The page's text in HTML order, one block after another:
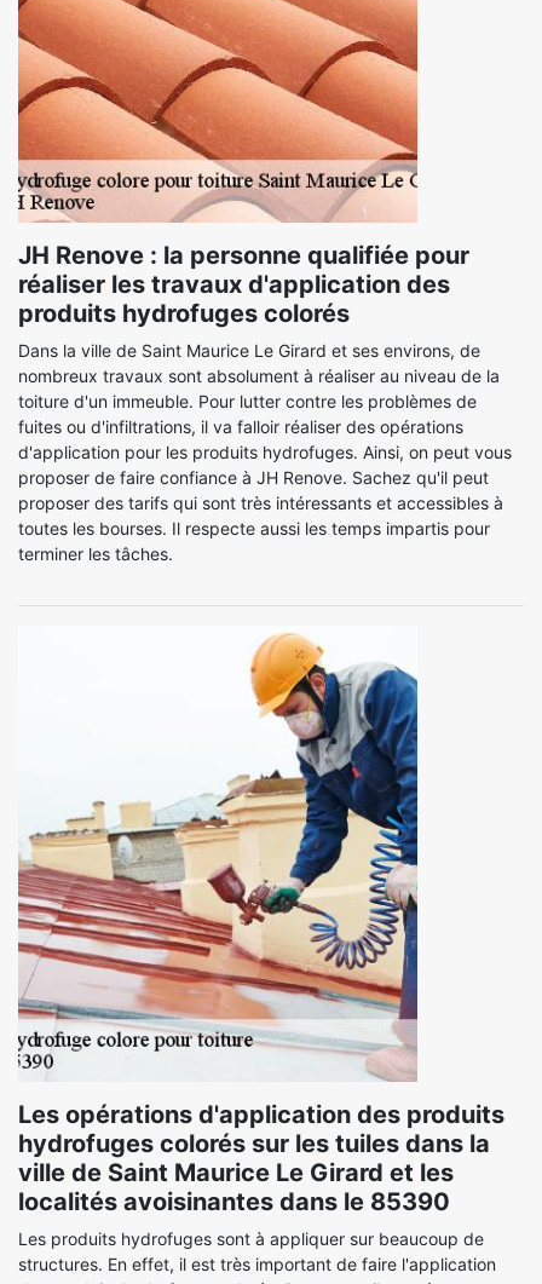
JH Renove : la personne qualifiée pour
réaliser les travaux d'application des
produits hydrofuges colorés
Dans la ville de Saint Maurice Le Girard et ses environs, de
nombreux travaux sont absolument à réaliser au niveau de la
toiture d'un immeuble. Pour lutter contre les problèmes de
fuites ou d'infiltrations, il va falloir réaliser des opérations
d'application pour les produits hydrofuges. Ainsi, on peut vous
proposer de faire confiance à JH Renove. Sachez qu'il peut
proposer des tarifs qui sont très intéressants et accessibles à
toutes les bourses. Il respecte aussi les temps impartis pour
terminer les tâches.
Les opérations d'application des produits
hydrofuges colorés sur les tuiles dans la
ville de Saint Maurice Le Girard et les
localités avoisinantes dans le 85390
Les produits hydrofuges sont à appliquer sur beaucoup de
structures. En effet, il est très important de faire l'application